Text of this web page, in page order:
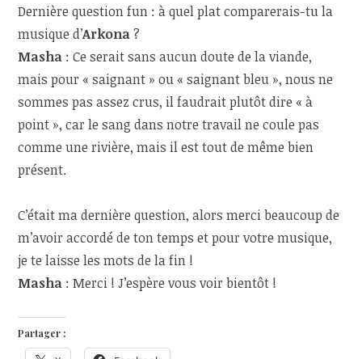
Dernière question fun : à quel plat comparerais-tu la
musique d’Arkona?
Masha : Ce serait sans aucun doute de la viande,
mais pour « saignant » ou « saignant bleu », nous ne
sommes pas assez crus, il faudrait plutôt dire « à
point », car le sang dans notre travail ne coule pas
comme une rivière, mais il est tout de même bien
présent.
C’était ma dernière question, alors merci beaucoup de
m’avoir accordé de ton temps et pour votre musique,
je te laisse les mots de la fin !
Masha : Merci ! J’espère vous voir bientôt !
Partager :